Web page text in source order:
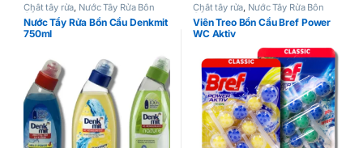
Chất tẩy rửa, Nước Tẩy Rửa Bồn
Cầu
Nước Tẩy Rửa Bồn Cầu Denkmit
750ml
Chất tẩy rửa, Nước Tẩy Rửa Bồn
Cầu
Viên Treo Bồn Cầu Bref Power
WC Aktiv